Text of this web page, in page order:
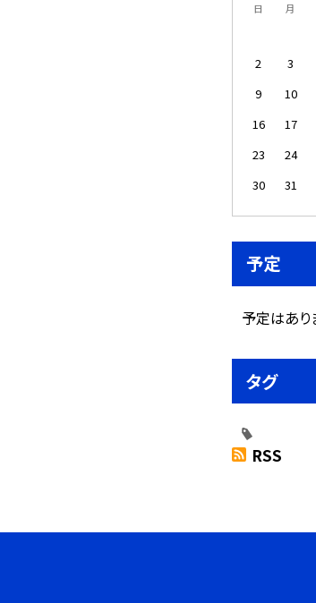
日 月
2
3
9
10
16
17
23
24
30
31
予定
予定はあり
タグ
RSS